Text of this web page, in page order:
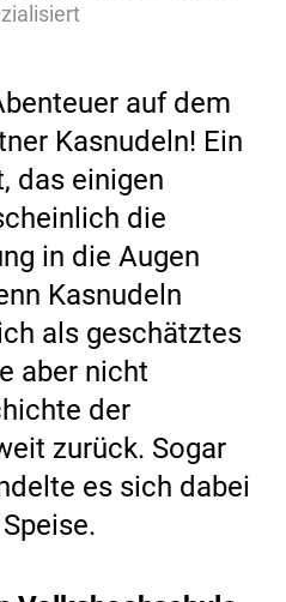
auf dem
Kasnudeln! Ein
das einigen
die
in die Augen
Kasnudeln
als geschätztes
aber nicht
der
zurück. Sogar
es sich dabei